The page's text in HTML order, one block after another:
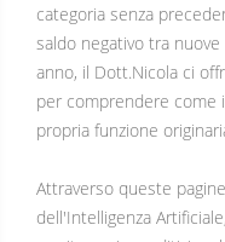
categoria senza
saldo negativo tra
anno, il Dott.Nicola ci
per comprendere come
propria funzione
Attraverso queste
dell'Intelligenza